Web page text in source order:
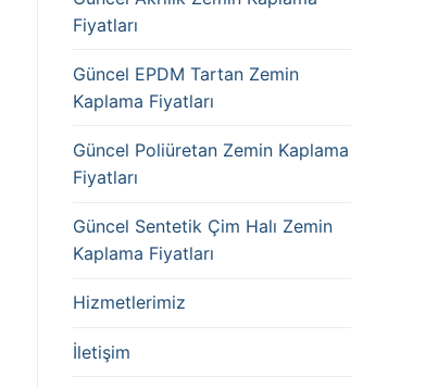
Fiyatları
Güncel EPDM Tartan Zemin
Kaplama Fiyatları
Güncel Poliüretan Zemin Kaplama
Fiyatları
Güncel Sentetik Çim Halı Zemin
Kaplama Fiyatları
Hizmetlerimiz
İletişim